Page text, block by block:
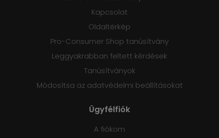
Kapcsolat
Oldaltérkép
Pro-Consumer Shop tanúsítvány
Leggyakrabban feltett kérdések
Tanúsítványok
Módosítsa az adatvédelmi beállításokat
Ügyfélfiók
A fiókom